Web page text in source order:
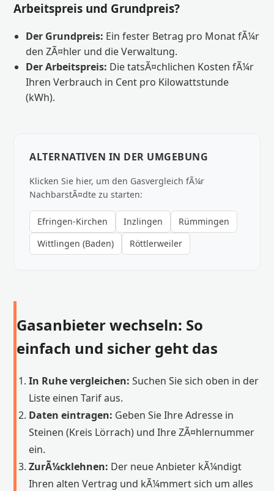
Arbeitspreis und Grundpreis?
Der Grundpreis: Ein fester Betrag pro Monat fÃ¼r
den ZÃ¤hler und die Verwaltung.
Der Arbeitspreis: Die tatsÃ¤chlichen Kosten fÃ¼r
Ihren Verbrauch in Cent pro Kilowattstunde
(kWh).
ALTERNATIVEN IN DER UMGEBUNG
Klicken Sie hier, um den Gasvergleich fÃ¼r
NachbarstÃ¤dte zu starten:
Efringen-Kirchen Inzlingen
Rümmingen
Wittlingen (Baden)
Röttlerweiler
Gasanbieter wechseln: So
einfach und sicher geht das
In Ruhe vergleichen: Suchen Sie sich oben in der
Liste einen Tarif aus.
Daten eintragen: Geben Sie Ihre Adresse in
Steinen (Kreis Lörrach) und Ihre ZÃ¤hlernummer
ein.
ZurÃ¼cklehnen: Der neue Anbieter kÃ¼ndigt
Ihren alten Vertrag und kÃ¼mmert sich um alles